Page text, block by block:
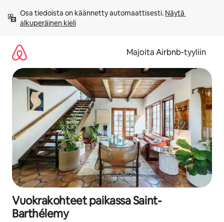
sisältö
väliin
Osa tiedoista on käännetty automaattisesti. Näytä
alkuperäinen kieli
Majoita Airbnb-tyyliin
Vuokrakohteet paikassa Saint-
Barthélemy